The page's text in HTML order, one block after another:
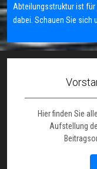
Abteilungsstruktur ist
dabei. Schauen Sie sich
Hier finden Sie
Aufstellung